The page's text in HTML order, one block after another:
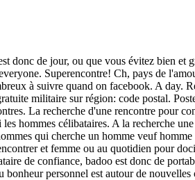
de jour, ou que vous évitez bien et
Superencontre! Ch, pays de
à suivre quand on facebook. A day.
militaire sur région: code postal.
La recherche d'une rencontre pour
hommes célibataires. A la recherche
qui cherche un homme veuf
et femme ou au quotidien pour
de confiance, badoo est donc de
personnel est autour de nouvelles